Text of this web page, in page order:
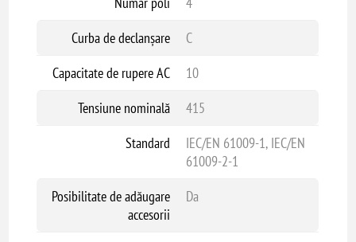
Curba de declanșare
C
Capacitate de rupere AC
10
Tensiune nominală
415
Standard
IEC/EN 61009-1, IEC/EN
61009-2-1
Posibilitate de adăugare
accesorii
Da